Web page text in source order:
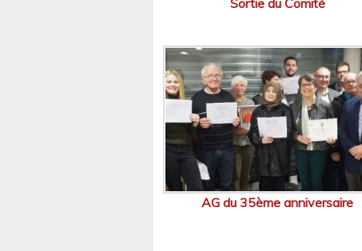
Sortie du Comité
AG du 35ème anniversaire